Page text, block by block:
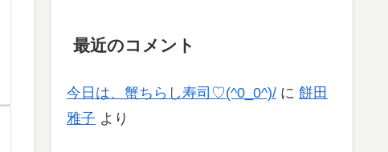
最近のコメント
今日は、蟹ちらし寿司♡(^0_0^)/ に 餅田
雅子 より